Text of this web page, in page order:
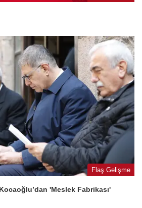
Flaş Gelişme
'Meslek Fabrikası'